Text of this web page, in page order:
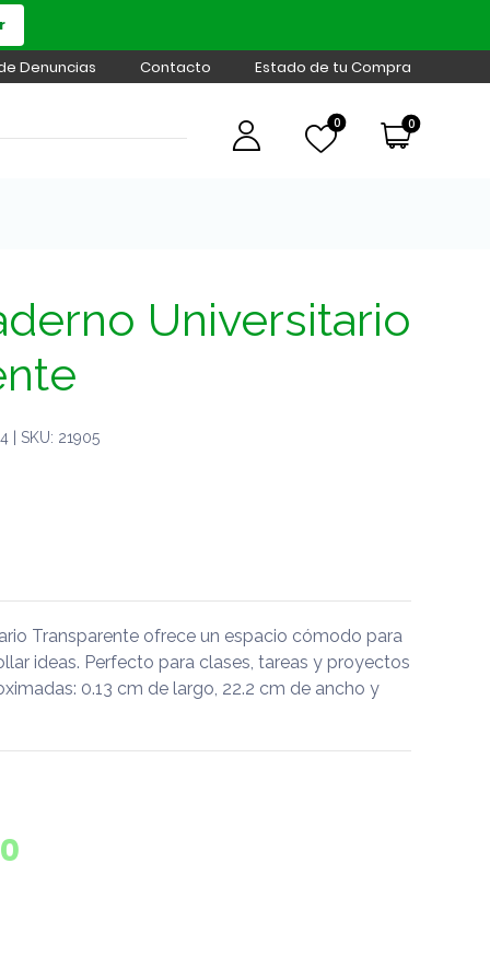
Denuncias Contacto Estado de tu Compra
0 0
Universitario
| SKU: 21905
Transparente ofrece un espacio cómodo para
ideas. Perfecto para clases, tareas y proyectos
0.13 cm de largo, 22.2 cm de ancho y